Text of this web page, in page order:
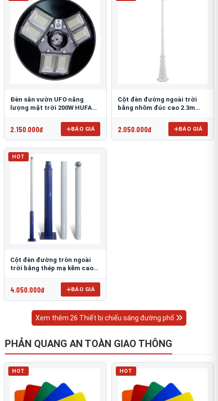
Đèn sân vườn UFO năng
lượng mặt trời 200W HUFA
2.150.000đ BÁO GIÁ
Cột đèn đường ngoài trời
bằng nhôm đúc cao 2.3m
2.050.000đ BÁO GIÁ
HOT
Cột đèn đường tròn ngoài
trời bằng thép mạ kẽm cao
4.050.000đ BÁO GIÁ
Xem thêm 26 Thiết bị chiếu sáng đường phố
PHẢN QUANG AN TOÀN GIAO THÔNG
HOT HOT